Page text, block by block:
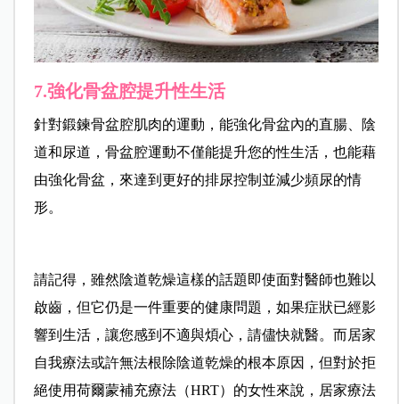
7.強化骨盆腔提升性生活
針對鍛鍊骨盆腔肌肉的運動，能強化骨盆內的直腸、陰
道和尿道，骨盆腔運動不僅能提升您的性生活，也能藉
由強化骨盆，來達到更好的排尿控制並減少頻尿的情
形。
請記得，雖然陰道乾燥這樣的話題即使面對醫師也難以
啟齒，但它仍是一件重要的健康問題，如果症狀已經影
響到生活，讓您感到不適與煩心，請儘快就醫。而居家
自我療法或許無法根除陰道乾燥的根本原因，但對於拒
絕使用荷爾蒙補充療法（HRT）的女性來說，居家療法